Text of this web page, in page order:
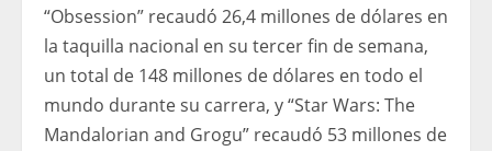
“Obsession” recaudó 26,4 millones de dólares en
la taquilla nacional en su tercer fin de semana,
un total de 148 millones de dólares en todo el
mundo durante su carrera, y “Star Wars: The
Mandalorian and Grogu” recaudó 53 millones de